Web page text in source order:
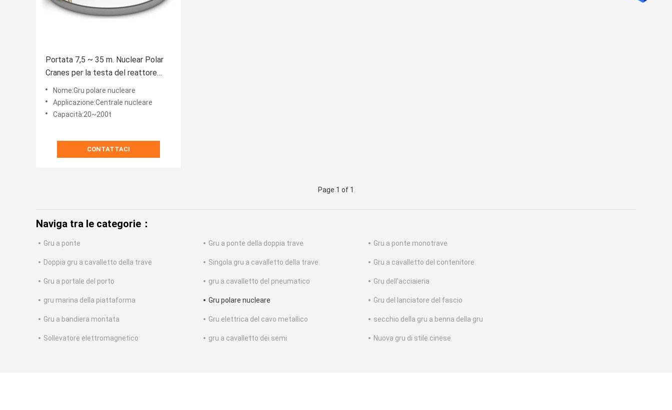
Portata 7,5 ~ 35 m. Nuclear Polar
Cranes per la testa del reattore
dell'Assemblea di combustibile
Nome:Gru polare nucleare
Applicazione:Centrale nucleare
Capacità:20~200t
CONTATTACI
Page 1 of 1
Naviga tra le categorie：
Gru a ponte Gru a ponte della doppia trave Gru a ponte monotrave
Doppia gru a cavalletto della trave Singola gru a cavalletto della trave Gru a cavalletto del contenitore
Gru a portale del porto gru a cavalletto del pneumatico Gru dell'acciaieria
gru marina della piattaforma Gru polare nucleare Gru del lanciatore del fascio
Gru a bandiera montata Gru elettrica del cavo metallico secchio della gru a benna della gru
Sollevatore elettromagnetico gru a cavalletto dei semi Nuova gru di stile cinese